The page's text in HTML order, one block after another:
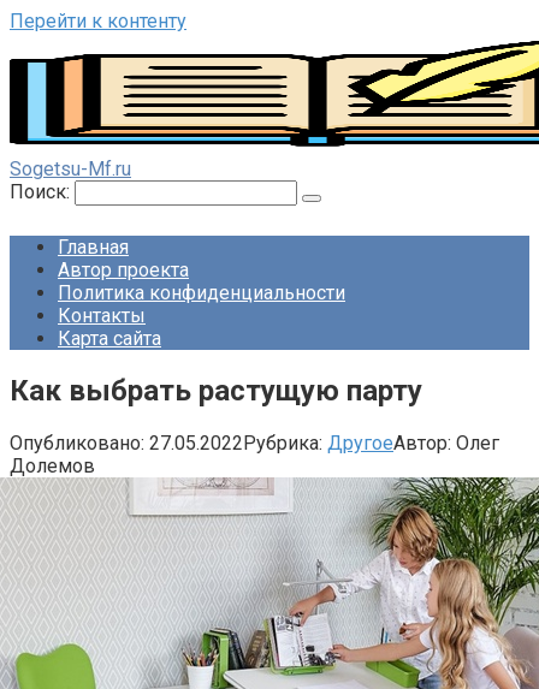
Перейти к контенту
Sogetsu-Mf.ru
Поиск:
Главная
Автор проекта
Политика конфиденциальности
Контакты
Карта сайта
Как выбрать растущую парту
Опубликовано: 27.05.2022Рубрика: ДругоеАвтор: Олег
Долемов